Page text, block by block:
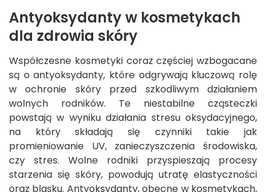
Antyoksydanty w kosmetykach
dla zdrowia skóry
Współczesne kosmetyki coraz częściej wzbogacane
są o antyoksydanty, które odgrywają kluczową rolę
w ochronie skóry przed szkodliwym działaniem
wolnych rodników. Te niestabilne cząsteczki
powstają w wyniku działania stresu oksydacyjnego,
na który składają się czynniki takie jak
promieniowanie UV, zanieczyszczenia środowiska,
czy stres. Wolne rodniki przyspieszają procesy
starzenia się skóry, powodują utratę elastyczności
oraz blasku. Antyoksydanty, obecne w kosmetykach,